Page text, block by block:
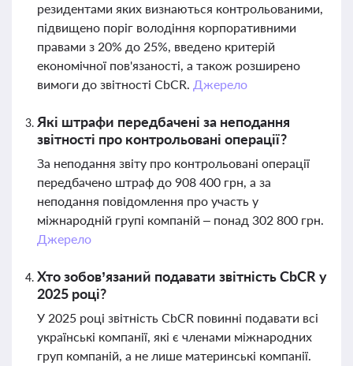
резидентами яких визнаються контрольованими,
підвищено поріг володіння корпоративними
правами з 20% до 25%, введено критерій
економічної пов'язаності, а також розширено
вимоги до звітності CbCR. Джерело
Які штрафи передбачені за неподання
звітності про контрольовані операції?
За неподання звіту про контрольовані операції
передбачено штраф до 908 400 грн, а за
неподання повідомлення про участь у
міжнародній групі компаній – понад 302 800 грн.
Джерело
Хто зобов’язаний подавати звітність CbCR у
2025 році?
У 2025 році звітність CbCR повинні подавати всі
українські компанії, які є членами міжнародних
груп компаній, а не лише материнські компанії.